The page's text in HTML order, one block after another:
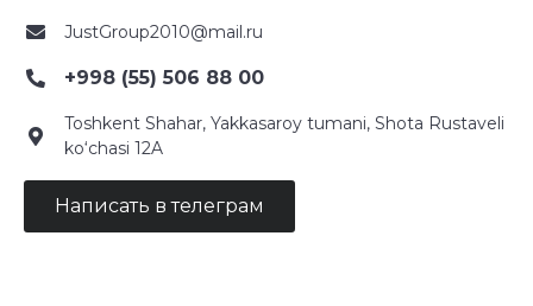
JustGroup2010@mail.ru
+998 (55) 506 88 00
Toshkent Shahar, Yakkasaroy tumani, Shota Rustaveli
ko‘chasi 12A
Написать в телеграм